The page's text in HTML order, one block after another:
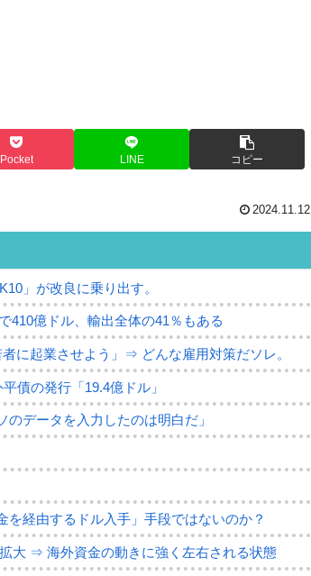
Pocket LINE コピー
2024.11.12
」が改良に乗り出す。
410億ドル、輸出全体の41％もある
に起業させよう」⇒ どんな雇用対策だソレ。
債の発行「19.4億ドル」
データを入力したのは明白だ」
経由するドル入手」手段ではないのか？
大 ⇒ 海外資金の動きに強く左右される状態